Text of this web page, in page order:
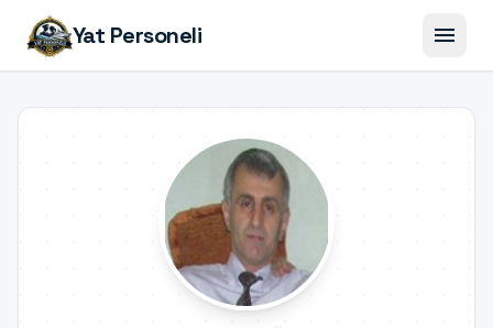
Yat Personeli menu